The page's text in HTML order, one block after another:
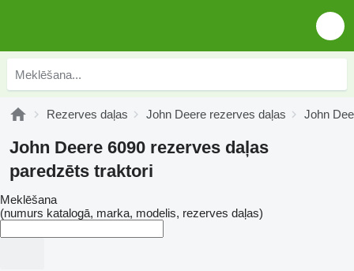
Rezerves daļas John Deere rezerves daļas John
John Deere 6090 rezerves daļas
paredzēts traktori
Meklēšana
(numurs katalogā, marka, modelis, rezerves daļas)